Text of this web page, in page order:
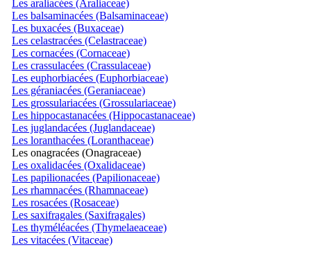
Les araliacées (Araliaceae)
Les balsaminacées (Balsaminaceae)
Les buxacées (Buxaceae)
Les celastracées (Celastraceae)
Les cornacées (Cornaceae)
Les crassulacées (Crassulaceae)
Les euphorbiacées (Euphorbiaceae)
Les géraniacées (Geraniaceae)
Les grossulariacées (Grossulariaceae)
Les hippocastanacées (Hippocastanaceae)
Les juglandacées (Juglandaceae)
Les loranthacées (Loranthaceae)
Les onagracées (Onagraceae)
Les oxalidacées (Oxalidaceae)
Les papilionacées (Papilionaceae)
Les rhamnacées (Rhamnaceae)
Les rosacées (Rosaceae)
Les saxifragales (Saxifragales)
Les thyméléacées (Thymelaeaceae)
Les vitacées (Vitaceae)